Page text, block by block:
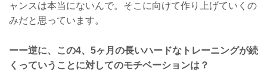
ャンスは本当にないんで。そこに向けて作り上げていくの
みだと思っています。
ーー逆に、この4、5ヶ月の長いハードなトレーニングが続
くっていうことに対してのモチベーションは？